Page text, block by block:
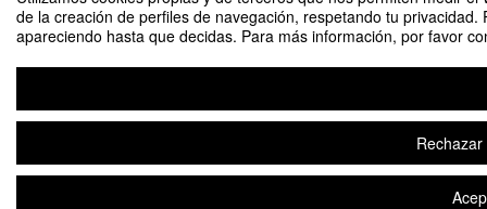
de la creación de perfiles de navegación, respetando tu
apareciendo hasta que decidas. Para más información, por favor